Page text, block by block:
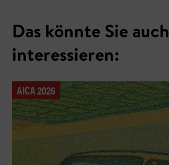
Das könnte Sie auch
interessieren:
AICA 2026